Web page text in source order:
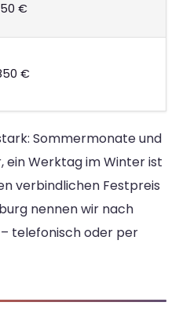
€
€
Sommermonate und
ein Werktag im Winter ist
verbindlichen Festpreis
nennen wir nach
telefonisch oder per